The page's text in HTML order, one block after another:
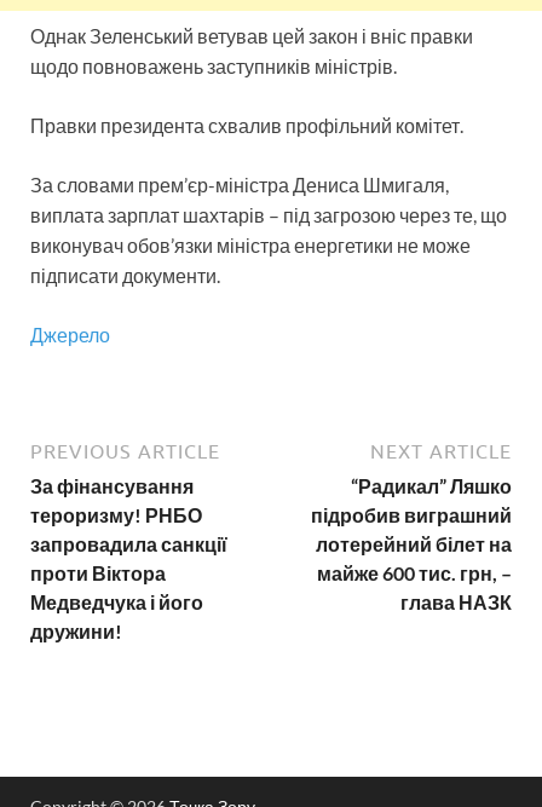
Однак Зеленський ветував цей закон і вніс правки
щодо повноважень заступників міністрів.
Правки президента схвалив профільний комітет.
За словами прем’єр-міністра Дениса Шмигаля,
виплата зарплат шахтарів – під загрозою через те, що
виконувач обов’язки міністра енергетики не може
підписати документи.
Джерело
PREVIOUS ARTICLE
За фінансування
тероризму! РНБО
запровадила санкції
проти Віктора
Медведчука і його
дружини!
NEXT ARTICLE
“Радикал” Ляшко
підробив виграшний
лотерейний білет на
майже 600 тис. грн, –
глава НАЗК